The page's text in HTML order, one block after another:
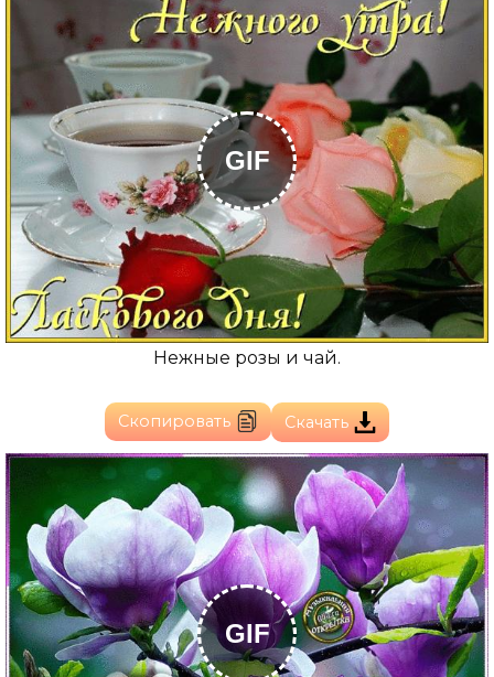
GIF
Нежные розы и чай.
Скопировать Скачать
GIF